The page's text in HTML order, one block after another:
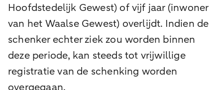
Hoofdstedelijk Gewest) of vijf jaar (inwoner
van het Waalse Gewest) overlijdt. Indien de
schenker echter ziek zou worden binnen
deze periode, kan steeds tot vrijwillige
registratie van de schenking worden
overgegaan.